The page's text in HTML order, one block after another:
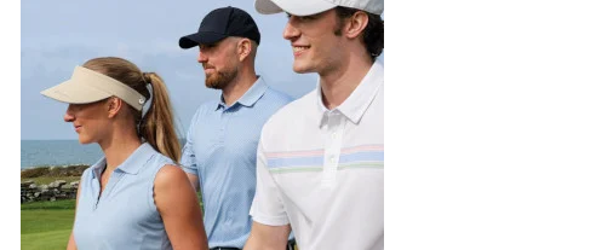
Evian Resort Golf Club : Saison 2 du
Programme Performance
Ladies European Tour 2026 : une saison
historique sur cinq continents
Debout en Bouts prolonge la Fashion Week à
Roland-Garros